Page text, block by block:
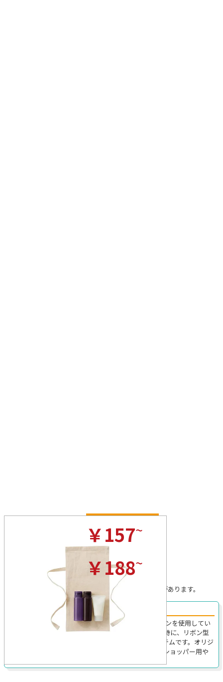
ナチュラル
￥157~
(税込)/枚
￥188~
(税込)/枚
※プリントを行わない場合の税込価格です。
※無地の場合、ロット割れ手数料がかかることがあります。
リボン型に結べる巾着紐がとっても可愛くおしゃれ！
TR-1155｜Sサイズのラッピング巾着です。厚手コットンを使用してい
るため耐久性に優れしっかりとした印象を与えると同時に、リボン型
に結べる巾着紐が見た目にもとっても可愛らしいアイテムです。オリジ
ナル名入れもフルカラーで可能なため、雑貨店などのショッパー用や